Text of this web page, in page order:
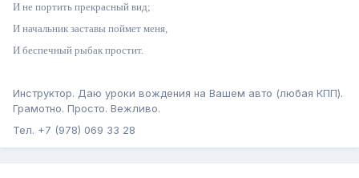
И не портить прекрасный вид;
И начальник заставы поймет меня,
И беспечный рыбак простит.
Инструктор. Даю уроки вождения на Вашем авто (любая КПП).
Грамотно. Просто. Вежливо.
Тел. +7 (978) 069 33 28